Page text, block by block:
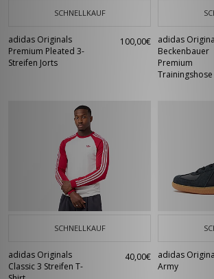
SCHNELLKAUF
adidas Originals
Premium Pleated 3-
Streifen Jorts
100,00€
adidas
Beckenbauer
Premium
Trainingshose
SCHNELLKAUF
adidas Originals
Classic 3 Streifen T-
40,00€
adidas
Army